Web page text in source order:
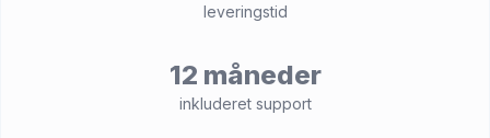
leveringstid
12 måneder
inkluderet support